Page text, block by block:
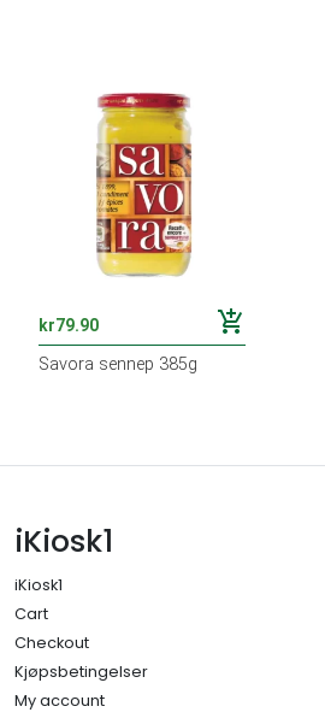
kr79.90 add_shopping_cart
Savora sennep 385g
iKiosk1
iKiosk1
Cart
Checkout
Kjøpsbetingelser
My account